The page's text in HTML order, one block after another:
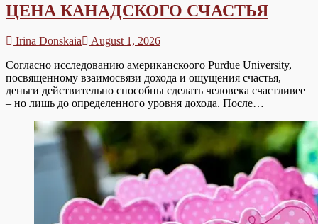
ЦЕНА КАНАДСКОГО СЧАСТЬЯ
Irina Donskaia
August 1, 2026
Согласно исследованию американскоого Purdue University,
посвященному взаимосвязи дохода и ощущения счастья,
деньги действительно способны сделать человека счастливее
– но лишь до определенного уровня дохода. После…